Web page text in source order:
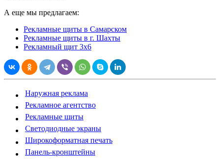
А еще мы предлагаем:
Рекламные щиты в Самарском
Рекламные щиты в г. Шахты
Рекламный щит 3х6
Наружная реклама
Рекламное агентство
Рекламные щиты
Светодиодные экраны
Широкоформатная печать
Панель-кронштейны